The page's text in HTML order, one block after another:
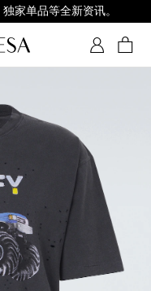
家单品等全新资讯。